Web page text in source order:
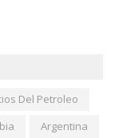
Del Petroleo
Argentina